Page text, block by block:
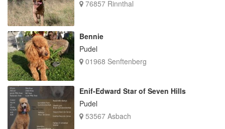
76857 Rinnthal
Bennie
Pudel
01968 Senftenberg
Enif-Edward Star of Seven Hills
Pudel
53567 Asbach